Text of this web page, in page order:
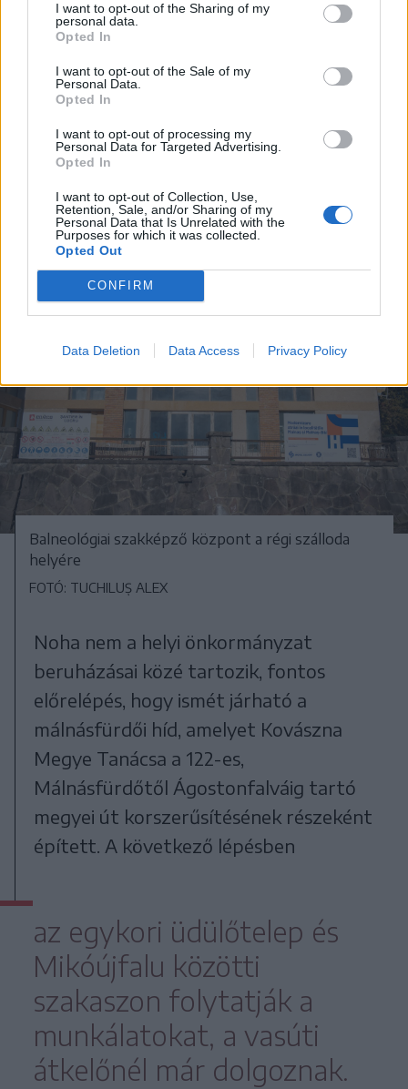
I want to opt-out of the Sharing of my
personal data.
Opted In
I want to opt-out of the Sale of my
Personal Data.
Opted In
I want to opt-out of processing my
Personal Data for Targeted Advertising.
Opted In
I want to opt-out of Collection, Use,
Retention, Sale, and/or Sharing of my
Personal Data that Is Unrelated with the
Purposes for which it was collected.
Opted Out
CONFIRM
Data Deletion Data Access Privacy Policy
táblázni, hogy tudják az
emberek, mit tartalmaz az
adott forrásvíz”
– magyarázta Szotyori Angéla. Ennek a
munkálatnak mihamarabb
nekilátnának, de költségvetés
hiányában egyelőre csak tervezni
tudnak.
Balneológiai szakképző központ a régi szálloda
helyére
FOTÓ: TUCHILUȘ ALEX
Noha nem a helyi önkormányzat
beruházásai közé tartozik, fontos
előrelépés, hogy ismét járható a
málnásfürdői híd, amelyet Kovászna
Megye Tanácsa a 122-es,
Málnásfürdőtől Ágostonfalváig tartó
megyei út korszerűsítésének részeként
épített. A következő lépésben
az egykori üdülőtelep és
Mikóújfalu közötti
szakaszon folytatják a
munkálatokat, a vasúti
átkelőnél már dolgoznak.